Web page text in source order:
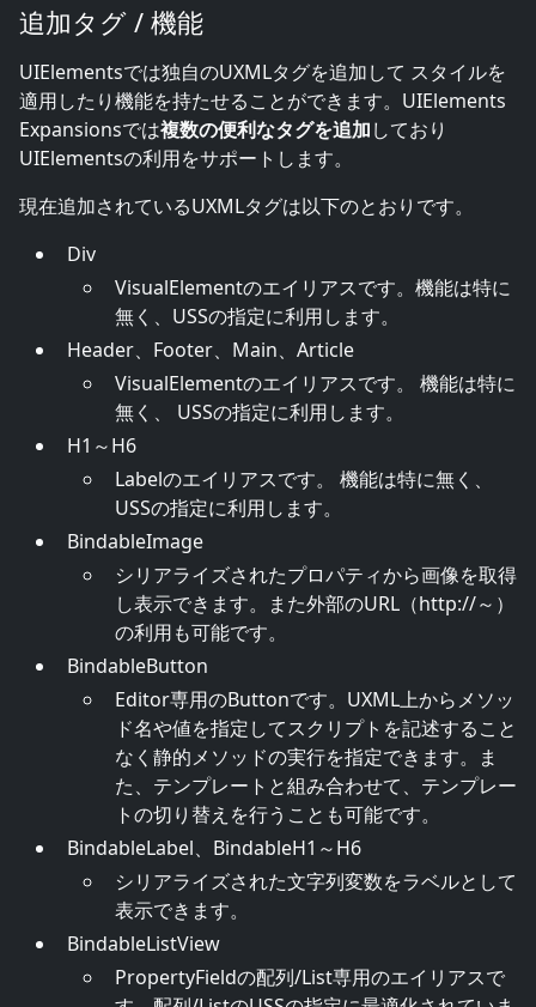
追加タグ / 機能
UIElementsでは独自のUXMLタグを追加して スタイルを
適用したり機能を持たせることができます。UIElements
Expansionsでは複数の便利なタグを追加しており
UIElementsの利用をサポートします。
現在追加されているUXMLタグは以下のとおりです。
Div
VisualElementのエイリアスです。機能は特に
無く、USSの指定に利用します。
Header、Footer、Main、Article
VisualElementのエイリアスです。 機能は特に
無く、 USSの指定に利用します。
H1～H6
Labelのエイリアスです。 機能は特に無く、
USSの指定に利用します。
BindableImage
シリアライズされたプロパティから画像を取得
し表示できます。また外部のURL（http://～）
の利用も可能です。
BindableButton
Editor専用のButtonです。UXML上からメソッ
ド名や値を指定してスクリプトを記述すること
なく静的メソッドの実行を指定できます。ま
た、テンプレートと組み合わせて、テンプレー
トの切り替えを行うことも可能です。
BindableLabel、BindableH1～H6
シリアライズされた文字列変数をラベルとして
表示できます。
BindableListView
PropertyFieldの配列/List専用のエイリアスで